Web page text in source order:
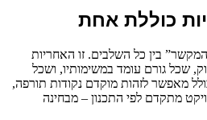
כוללת אחת
בין כל השלבים. זו האחריות
שכל גורם עומד במשימותיו, ושכל
מאפשר לזהות מוקדם נקודות תורפה,
מתקדם לפי התכנון – מבחינה